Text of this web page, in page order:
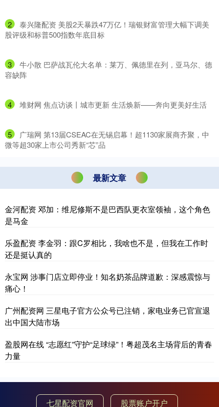
2
​泰兴隆配资 美股2天暴跌47万亿！瑞银财富管理大幅下调美
股评级和标普500指数年底目标
3
​牛小散 巴萨战瓦伦大名单：莱万、佩德里在列，亚马尔、德
容缺阵
4 ​堆财网 焦点访谈丨城市更新 生活焕新——奔向更美好生活
5
​广瑞网 第13届CSEAC在无锡启幕！超1130家展商齐聚，中
微等超30家上市公司秀新“芯”品
最新文章
金河配资 邓加：维尼修斯不是巴西队更衣室领袖，这个角色
是马金
乐盈配资 李金羽：跟C罗相比，我啥也不是，但我在工作时
还是挺认真的
永宝网 涉事门店立即停业！知名奶茶品牌道歉：深感震惊与
痛心！
广州配资网 三星电子官方公众号已注销，家电业务已官宣退
出中国大陆市场
盈股网在线 “志愿红”守护“足球绿”！粤超茂名主场背后的青春
力量
七星配资官网 股票账户开户